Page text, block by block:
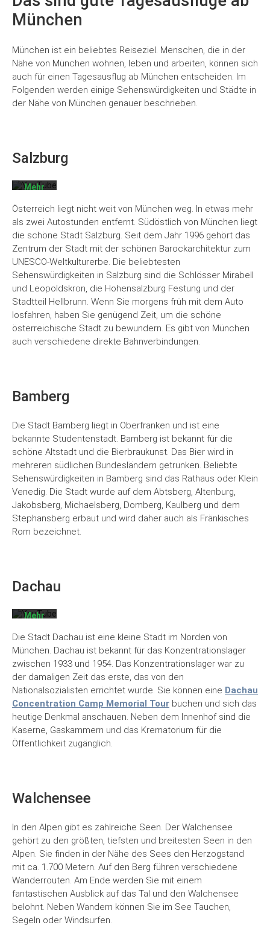
München
München ist ein beliebtes Reiseziel. Menschen, die in der
Nähe von München wohnen, leben und arbeiten, können sich
auch für einen Tagesausflug ab München entscheiden. Im
Folgenden werden einige Sehenswürdigkeiten und Städte in
der Nähe von München genauer beschrieben.
Salzburg
Mit
dem
Laden
Datenschutzerklärung
Mehr
Video
laden
YouTube
entsperren
Österreich liegt nicht weit von München weg. In etwas mehr
als zwei Autostunden entfernt. Südöstlich von München liegt
die schöne Stadt Salzburg. Seit dem Jahr 1996 gehört das
Zentrum der Stadt mit der schönen Barockarchitektur zum
UNESCO-Weltkulturerbe. Die beliebtesten
Sehenswürdigkeiten in Salzburg sind die Schlösser Mirabell
und Leopoldskron, die Hohensalzburg Festung und der
Stadtteil Hellbrunn. Wenn Sie morgens früh mit dem Auto
losfahren, haben Sie genügend Zeit, um die schöne
österreichische Stadt zu bewundern. Es gibt von München
auch verschiedene direkte Bahnverbindungen.
Bamberg
Die Stadt Bamberg liegt in Oberfranken und ist eine
bekannte Studentenstadt. Bamberg ist bekannt für die
schöne Altstadt und die Bierbraukunst. Das Bier wird in
mehreren südlichen Bundesländern getrunken. Beliebte
Sehenswürdigkeiten in Bamberg sind das Rathaus oder Klein
Venedig. Die Stadt wurde auf dem Abtsberg, Altenburg,
Jakobsberg, Michaelsberg, Domberg, Kaulberg und dem
Stephansberg erbaut und wird daher auch als Fränkisches
Rom bezeichnet.
Dachau
Mit
dem
Laden
Datenschutzerklärung
Mehr
Video
laden
YouTube
immer
entsperren
Die Stadt Dachau ist eine kleine Stadt im Norden von
München. Dachau ist bekannt für das Konzentrationslager
zwischen 1933 und 1954. Das Konzentrationslager war zu
der damaligen Zeit das erste, das von den
Nationalsozialisten errichtet wurde. Sie können eine Dachau
Concentration Camp Memorial Tour buchen und sich das
heutige Denkmal anschauen. Neben dem Innenhof sind die
Kaserne, Gaskammern und das Krematorium für die
Öffentlichkeit zugänglich.
Walchensee
In den Alpen gibt es zahlreiche Seen. Der Walchensee
gehört zu den größten, tiefsten und breitesten Seen in den
Alpen. Sie finden in der Nähe des Sees den Herzogstand
mit ca. 1.700 Metern. Auf den Berg führen verschiedene
Wanderrouten. Am Ende werden Sie mit einem
fantastischen Ausblick auf das Tal und den Walchensee
belohnt. Neben Wandern können Sie im See Tauchen,
Segeln oder Windsurfen.
Mit
dem